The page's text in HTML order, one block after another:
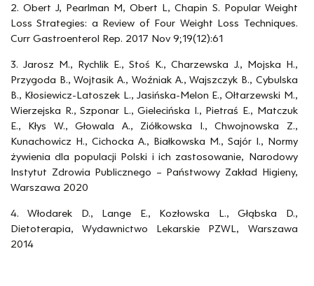
2. Obert J, Pearlman M, Obert L, Chapin S. Popular Weight
Loss Strategies: a Review of Four Weight Loss Techniques.
Curr Gastroenterol Rep. 2017 Nov 9;19(12):61
3. Jarosz M., Rychlik E., Stoś K., Charzewska J., Mojska H.,
Przygoda B., Wojtasik A., Woźniak A., Wajszczyk B., Cybulska
B., Kłosiewicz-Latoszek L., Jasińska-Melon E., Ołtarzewski M.,
Wierzejska R., Szponar L., Gielecińska I., Pietraś E., Matczuk
E., Kłys W., Głowala A., Ziółkowska I., Chwojnowska Z.,
Kunachowicz H., Cichocka A., Białkowska M., Sajór I., Normy
żywienia dla populacji Polski i ich zastosowanie, Narodowy
Instytut Zdrowia Publicznego – Państwowy Zakład Higieny,
Warszawa 2020
4. Włodarek D., Lange E., Kozłowska L., Głąbska D.,
Dietoterapia, Wydawnictwo Lekarskie PZWL, Warszawa
2014